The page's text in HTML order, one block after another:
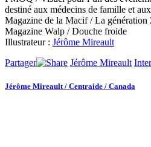
destiné aux médecins de famille et
Magazine de la Macif / La génération
Magazine Walp / Douche froide
Illustrateur : Jérôme Mireault
Partager
Jérôme Mireault
Jérôme Mireault / Centraide / Canada